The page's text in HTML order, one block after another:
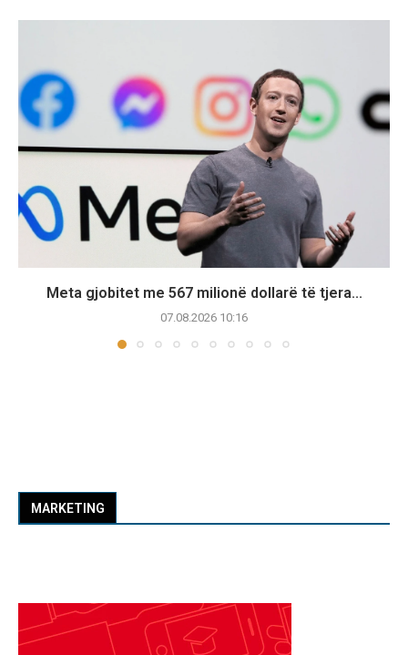
Meta gjobitet me 567 milionë dollarë të tjera...
07.08.2026 10:16
MARKETING